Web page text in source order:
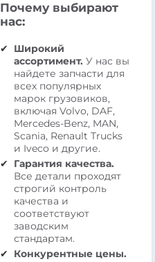
Почему выбирают
нас:
Широкий
ассортимент. У нас вы
найдете запчасти для
всех популярных
марок грузовиков,
включая Volvo, DAF,
Mercedes-Benz, MAN,
Scania, Renault Trucks
и Iveco и другие.
Гарантия качества.
Все детали проходят
строгий контроль
качества и
соответствуют
заводским
стандартам.
Конкурентные цены.